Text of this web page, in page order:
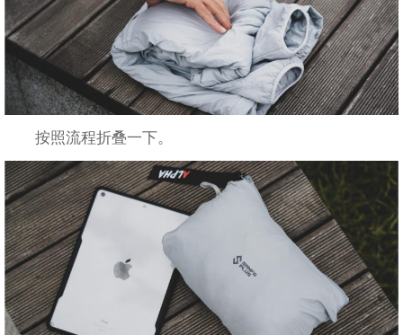
按照流程折叠一下。